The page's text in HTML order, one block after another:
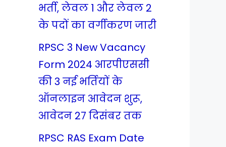
भर्ती, लेवल 1 और लेवल 2
के पदों का वर्गीकरण जारी
RPSC 3 New Vacancy
Form 2024 आरपीएससी
की 3 नई भर्तियों के
ऑनलाइन आवेदन शुरू,
आवेदन 27 दिसंबर तक
RPSC RAS Exam Date